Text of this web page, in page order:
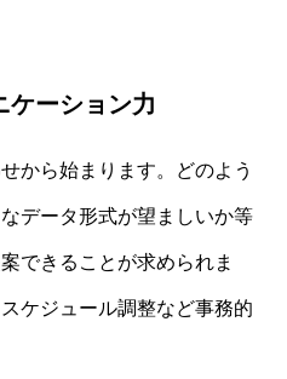
ケーション力
から始まります。どのよう
データ形式が望ましいか等
できることが求められま
ケジュール調整など事務的